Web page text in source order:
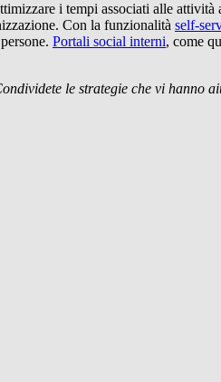
i tempi associati alle
Con la funzionalità self-
Portali social interni, come
le strategie che vi hanno